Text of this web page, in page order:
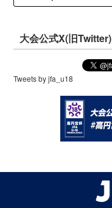
大会公式X(旧Twitter)
Tweets by jfa_u18